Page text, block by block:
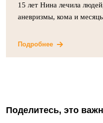
15 лет Нина лечила
аневризмы, кома и
Подробнее
Поделитесь, это